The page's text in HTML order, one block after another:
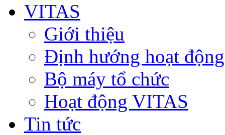
VITAS
Giới thiệu
Định hướng hoạt động
Bộ máy tổ chức
Hoạt động VITAS
Tin tức